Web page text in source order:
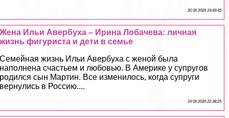
20 06 2026 19:49:45
Жена Ильи Авербуха – Ирина Лобачева: личная
жизнь фигуриста и дети в семье
Семейная жизнь Ильи Авербуха с женой была
наполнена счастьем и любовью. В Америке у супругов
родился сын Мартин. Все изменилось, когда супруги
вернулись в Россию....
19 06 2026 22:38:25